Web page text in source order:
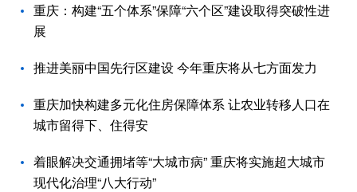
重庆：构建“五个体系”保障“六个区”建设取得突破性进
展
推进美丽中国先行区建设 今年重庆将从七方面发力
重庆加快构建多元化住房保障体系 让农业转移人口在
城市留得下、住得安
着眼解决交通拥堵等“大城市病” 重庆将实施超大城市
现代化治理“八大行动”